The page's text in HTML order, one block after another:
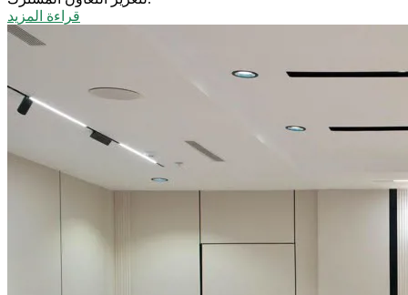
قراءة المزيد